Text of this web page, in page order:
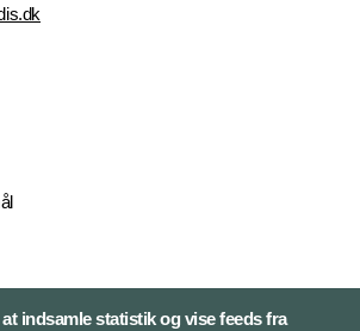
indsamle statistik og vise feeds fra